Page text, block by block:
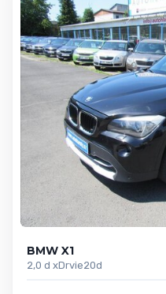
BMW X1
2,0 d xDrvie20d